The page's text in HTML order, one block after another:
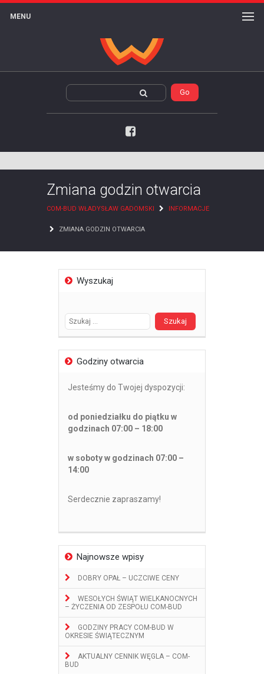
MENU
Zmiana godzin otwarcia
COM-BUD WŁADYSŁAW GADOMSKI INFORMACJE
ZMIANA GODZIN OTWARCIA
Wyszukaj
Godziny otwarcia
Jesteśmy do Twojej dyspozycji:
od poniedziałku do piątku w
godzinach 07:00 – 18:00
w soboty w godzinach 07:00 –
14:00
Serdecznie zapraszamy!
Najnowsze wpisy
DOBRY OPAŁ – UCZCIWE CENY
WESOŁYCH ŚWIĄT WIELKANOCNYCH
– ŻYCZENIA OD ZESPOŁU COM-BUD
GODZINY PRACY COM-BUD W
OKRESIE ŚWIĄTECZNYM
AKTUALNY CENNIK WĘGLA – COM-
BUD